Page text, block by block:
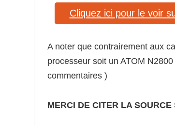
Cliquez ici pour le voir
A noter que contrairement aux
processeur soit un ATOM
commentaires )
MERCI DE CITER LA